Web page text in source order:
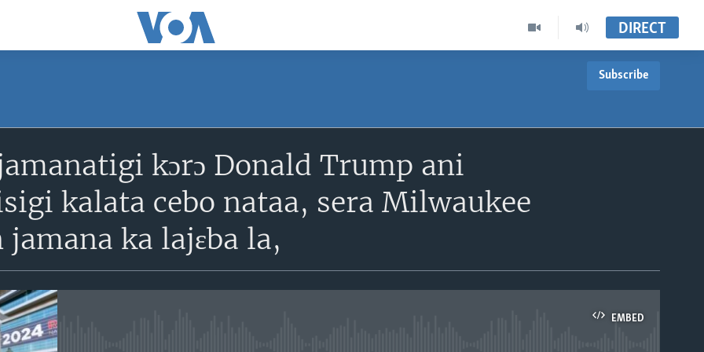
DIRECT
Subscribe
S'abonner
kɔrɔ Donald Trump ani
kalata cebo nataa, sera Milwaukee
ka lajɛba la,
EMBED